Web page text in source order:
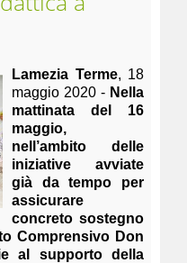
Lamezia Terme, 18
maggio 2020 - Nella
mattinata del 16
maggio,
nell’ambito delle
iniziative avviate
già da tempo per
assicurare
concreto sostegno
Comprensivo Don
al supporto della